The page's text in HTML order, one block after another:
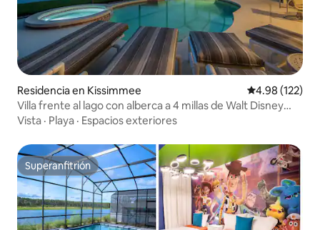
Residencia en Kissimmee Calificación
4.98 (122)
Villa frente al lago con alberca a 4 millas de Walt Disney
World
Vista · Playa · Espacios exteriores
Superanfitrión
Superanfitrión